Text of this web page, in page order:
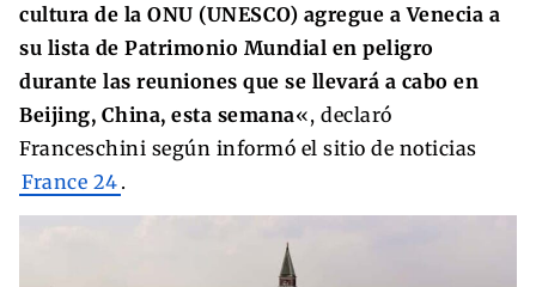
cultura de la ONU (UNESCO) agregue a Venecia a
su lista de Patrimonio Mundial en peligro
durante las reuniones que se llevará a cabo en
Beijing, China, esta semana«, declaró
Franceschini según informó el sitio de noticias
France 24 .